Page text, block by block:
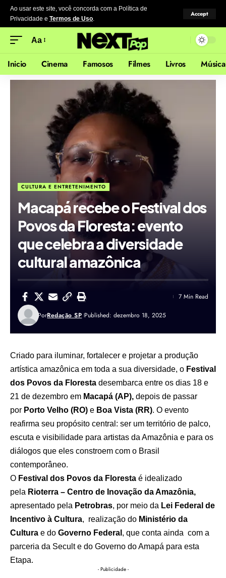
Ao usar este site, você concorda com a Política de
Privacidade e Termos de Uso.
Accept
Aa
Inicio Cinema Famosos Filmes Livros Música
CULTURA E ENTRETENIMENTO
Macapá recebe o Festival dos
Povos da Floresta: evento
que celebra a diversidade
cultural amazônica
PorRedação SP Published: dezembro 18, 2025
7 Min Read
Criado para iluminar, fortalecer e projetar a produção
artística amazônica em toda a sua diversidade, o Festival
dos Povos da Floresta desembarca entre os dias 18 e
21 de dezembro em Macapá (AP), depois de passar
por Porto Velho (RO) e Boa Vista (RR). O evento
reafirma seu propósito central: ser um território de palco,
escuta e visibilidade para artistas da Amazônia e para os
diálogos que eles constroem com o Brasil
contemporâneo.
O Festival dos Povos da Floresta é idealizado
pela Rioterra – Centro de Inovação da Amazônia,
apresentado pela Petrobras, por meio da Lei Federal de
Incentivo à Cultura, realização do Ministério da
Cultura e do Governo Federal , que conta ainda com a
parceria da Secult e do Governo do Amapá para esta
Etapa.
- Publicidade -